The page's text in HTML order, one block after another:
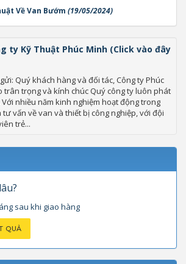
Về Van Bướm (19/05/2024)
ty Kỹ Thuật Phúc Minh (Click vào đây
gửi: Quý khách hàng và đối tác, Công ty Phúc
trân trọng và kính chúc Quý công ty luôn phát
nhiều năm kinh nghiệm hoạt động trong
vấn về van và thiết bị công nghiệp, với đội
trẻ...
sau khi giao hàng